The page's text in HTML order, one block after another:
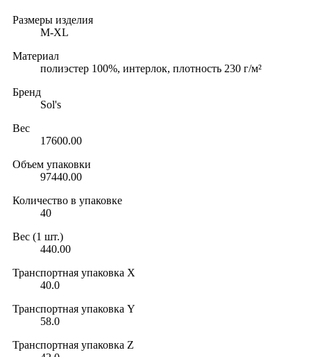
Размеры изделия
M-XL
Материал
полиэстер 100%, интерлок, плотность 230 г/м²
Бренд
Sol's
Вес
17600.00
Объем упаковки
97440.00
Количество в упаковке
40
Вес (1 шт.)
440.00
Транспортная упаковка X
40.0
Транспортная упаковка Y
58.0
Транспортная упаковка Z